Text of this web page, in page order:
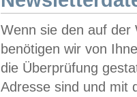
Wenn sie den auf der
benötigen wir von
die Überprüfung
Adresse sind und mit